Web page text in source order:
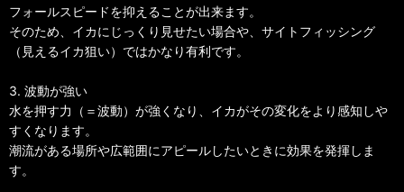
フォールスピードを抑えることが出来ます。
そのため、イカにじっくり見せたい場合や、サイトフィッシング
（見えるイカ狙い）ではかなり有利です。
3. 波動が強い
水を押す力（＝波動）が強くなり、イカがその変化をより感知しや
すくなります。
潮流がある場所や広範囲にアピールしたいときに効果を発揮しま
す。